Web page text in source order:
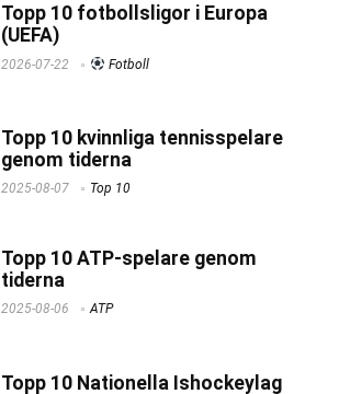
Topp 10 fotbollsligor i Europa
(UEFA)
2026-07-22 Fotboll
Topp 10 kvinnliga tennisspelare
genom tiderna
2025-08-07 Top 10
Topp 10 ATP-spelare genom
tiderna
2025-08-06 ATP
Topp 10 Nationella Ishockeylag